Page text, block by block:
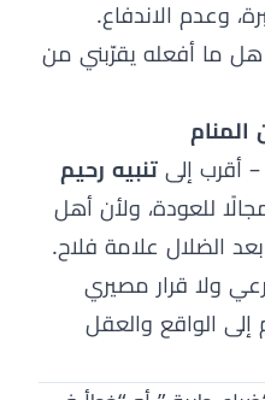
وعدم الاندفاع.
ما أفعله يقرّبني من
أقرب إلىتنبيه رحيم
للعودة، ولأن أهل
بعد الضلال علامة فلاح.
ولا قرار مصيري
الواقع والعقل